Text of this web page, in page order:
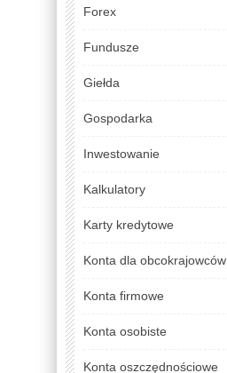
Forex
Fundusze
Giełda
Gospodarka
Inwestowanie
Kalkulatory
Karty kredytowe
Konta dla obcokrajowców
Konta firmowe
Konta osobiste
Konta oszczędnościowe